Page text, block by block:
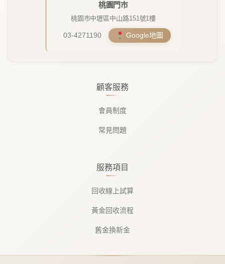
顧客服務
會員制度
常見問題
服務項目
回收線上試算
黃金回收流程
舊金換新金
桃園門市
桃園市中壢區中山路151號1樓
03-4271190 Google地圖